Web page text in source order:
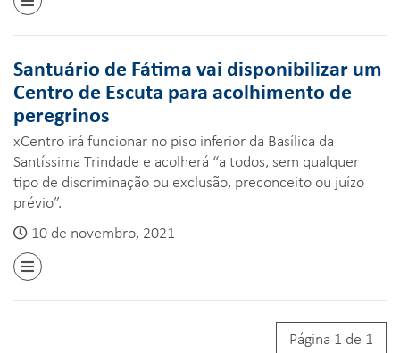
Santuário de Fátima vai disponibilizar um
Centro de Escuta para acolhimento de
peregrinos
xCentro irá funcionar no piso inferior da Basílica da
Santíssima Trindade e acolherá “a todos, sem qualquer
tipo de discriminação ou exclusão, preconceito ou juízo
prévio”.
10 de novembro, 2021
Página 1 de 1